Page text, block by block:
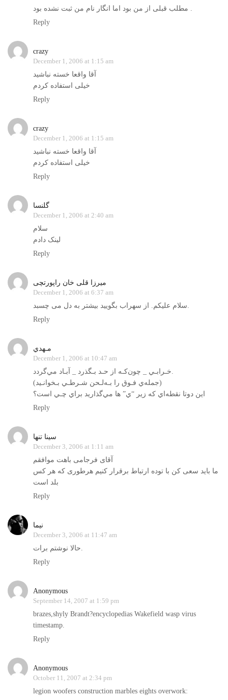
مطلب قبلی از من بود اما انگار نام من ثبت نشده بود .
Reply
crazy
December 1, 2006 at 1:15 am
آقا واقعا خسته نباشید
خیلی استفاده کردم
Reply
crazy
December 1, 2006 at 1:15 am
آقا واقعا خسته نباشید
خیلی استفاده کردم
Reply
گلنسا
December 1, 2006 at 2:40 am
سلام
لینک دادم
Reply
میرزا قلی خان راپورتچی
December 1, 2006 at 6:37 am
سلام علیکم. از سهراب بگویید بیشتر به دل می چسبد.
Reply
مـهدي
December 1, 2006 at 10:47 am
خـرابـي _ چون‌كـه از حـد بـگذرد _ آبـاد مي‌گردد.
(جمله‌ي فـوق را بـه‌لـحن شـرطـي بـخوانـيد)
اين دوتا نقطه‌اي كه زير “ي” ها مي‌گذاريد براي چـي است؟
Reply
سینا تنها
December 3, 2006 at 1:11 am
آقای فرجامی باهت موافقم
ما باید سعی کن با توده ارتباط برقرار کنیم هرطوری که هر کس
بلد است
Reply
نيما
December 3, 2006 at 11:47 am
حالا نوشتم برات.
Reply
Anonymous
September 14, 2007 at 1:59 pm
brazes,shyly Brandt?encyclopedias Wakefield wasp virus
timestamp.
Reply
Anonymous
October 11, 2007 at 2:34 pm
legion woofers construction marbles eights overwork: